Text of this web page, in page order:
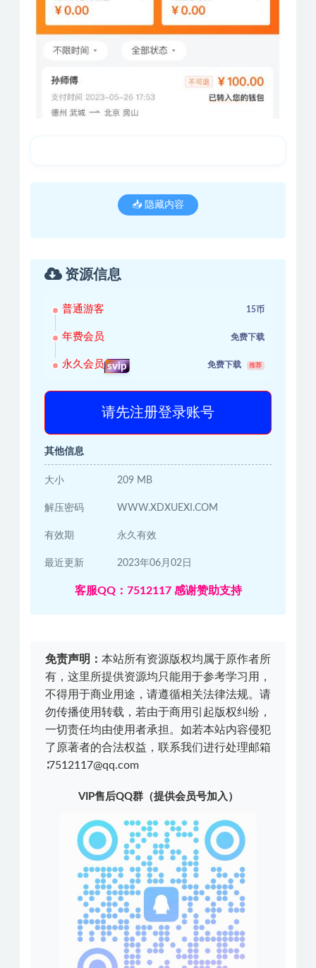
📥 隐藏内容
资源信息
普通游客 15币
年费会员 免费下载
永久会员 svip 免费下载 推荐
请先注册登录账号
其他信息
大小 209 MB
解压密码 WWW.XDXUEXI.COM
有效期 永久有效
最近更新 2023年06月02日
客服QQ：7512117 感谢赞助支持
免责声明： 本站所有资源版权均属于原作者所
有，这里所提供资源均只能用于参考学习用，
不得用于商业用途，请遵循相关法律法规。请
勿传播使用转载，若由于商用引起版权纠纷，
一切责任均由使用者承担。如若本站内容侵犯
了原著者的合法权益，联系我们进行处理邮箱
∶7512117@qq.com
VIP售后QQ群（提供会员号加入）